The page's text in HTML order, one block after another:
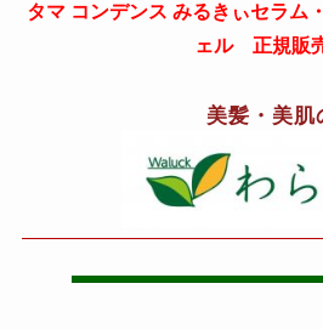
タマ コンデンス みるきぃセラム
ェル 正規販
美髪・美肌